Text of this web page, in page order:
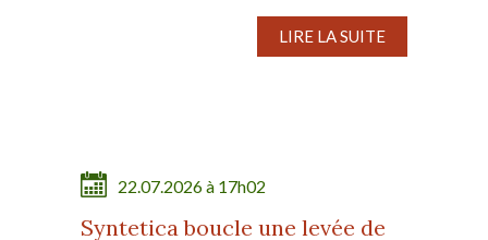
LIRE LA SUITE
22.07.2026 à 17h02
Syntetica boucle une levée de